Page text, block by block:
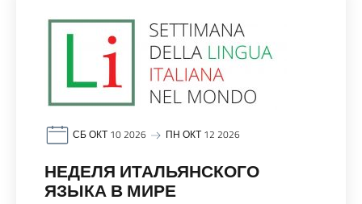
СБ ОКТ 10 2026 ПН ОКТ 12 2026
НЕДЕЛЯ ИТАЛЬЯНСКОГО
ЯЗЫКА В МИРЕ